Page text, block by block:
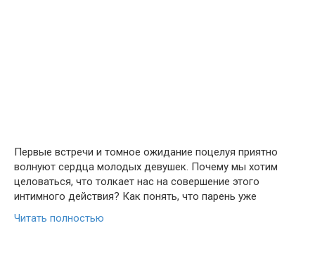
Первые встречи и томное ожидание поцелуя приятно
волнуют сердца молодых девушек. Почему мы хотим
целоваться, что толкает нас на совершение этого
интимного действия? Как понять, что парень уже
Читать полностью